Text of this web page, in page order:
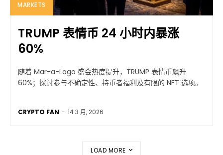
MARKETS
TRUMP 表情币 24 小时内暴涨
60%
随着 Mar-a-Lago 盛会热度提升，TRUMP 表情币飙升
60%；探讨参与不确定性、持币者福利及有限的 NFT 选项。
CRYPTO FAN - 14 3 月, 2026
LOAD MORE